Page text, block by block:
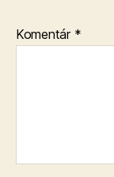
Komentár *